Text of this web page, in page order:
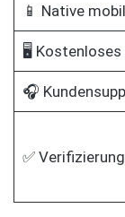
📱 Native
🖥️
🎧
✅